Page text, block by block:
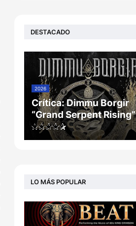
DESTACADO
2026
Crítica: Dimmu Borgir
“Grand Serpent Rising”
LO MÁS POPULAR